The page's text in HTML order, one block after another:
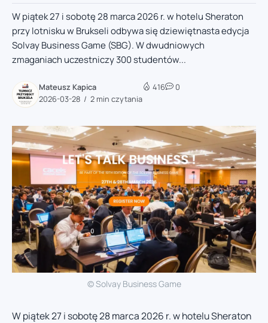
W piątek 27 i sobotę 28 marca 2026 r. w hotelu Sheraton
przy lotnisku w Brukseli odbywa się dziewiętnasta edycja
Solvay Business Game (SBG). W dwudniowych
zmaganiach uczestniczy 300 studentów...
Mateusz Kapica
2026-03-28
2 min czytania
416 0
© Solvay Business Game
W piątek 27 i sobotę 28 marca 2026 r. w hotelu Sheraton